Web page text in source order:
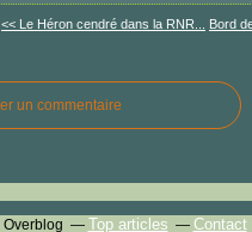
<< Le Héron cendré dans la RNR... Bord
un commentaire
Top articles Contact